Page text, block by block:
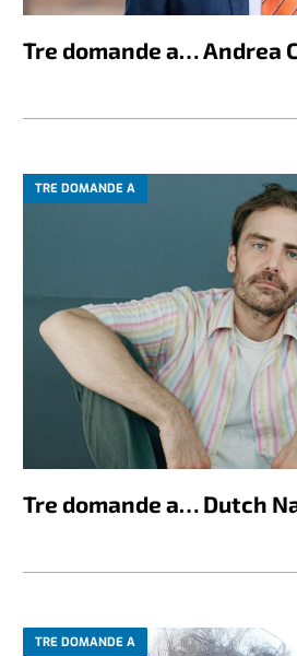
Tre domande a… Andrea
TRE DOMANDE A
Tre domande a… Dutch
TRE DOMANDE A